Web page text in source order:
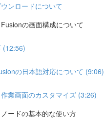
ンロードについて
の画面構成について
(12:56)
の日本語対応について (9:06)
業画面のカスタマイズ (3:26)
ードの基本的な使い方